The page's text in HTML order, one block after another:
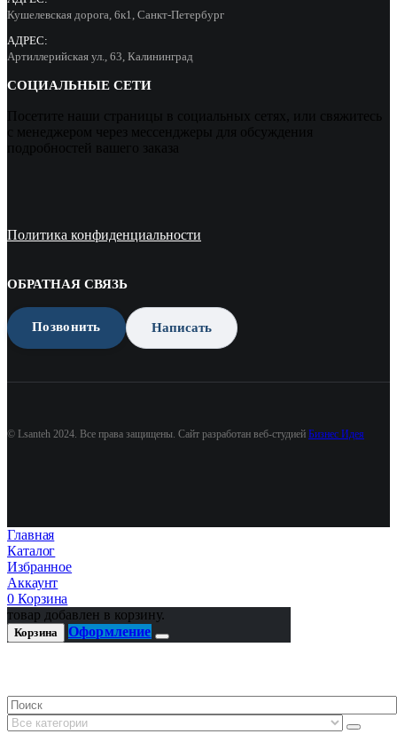
Кушелевская дорога, 6к1, Санкт-Петербург
АДРЕС:
Артиллерийская ул., 63, Калининград
СОЦИАЛЬНЫЕ СЕТИ
Посетите наши страницы в социальных сетях, или свяжитесь
с менеджером через мессенджеры для обсуждения
подробностей вашего заказа
Политика конфиденциальности
ОБРАТНАЯ СВЯЗЬ
Позвонить Написать
© Lsanteh 2024. Все права защищены. Сайт разработан веб-студией Бизнес Идея
Главная
Каталог
Избранное
Аккаунт
0 Корзина
товар добавлен в корзину.
Корзина Оформление